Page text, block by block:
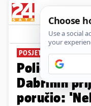
POSJET OTOKU
Policija
Dabrinih
poručio: